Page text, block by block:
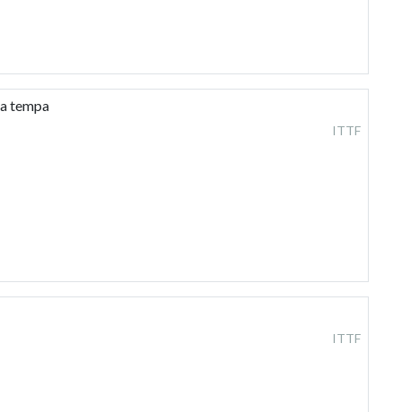
tempa
ITTF
ITTF